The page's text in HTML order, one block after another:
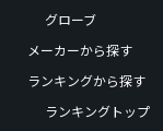
グローブ
メーカーから探す
ランキングから探す
ランキングトップ